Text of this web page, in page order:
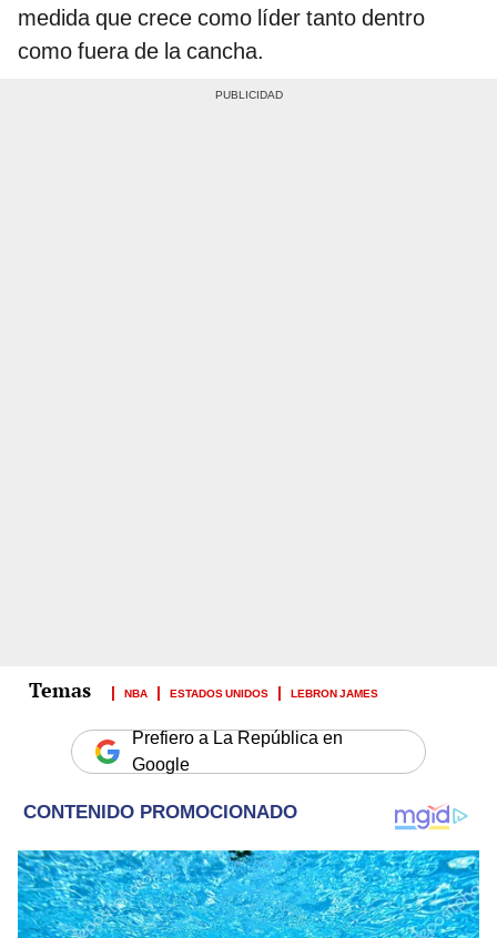
medida que crece como líder tanto dentro
como fuera de la cancha.
NBA ESTADOS UNIDOS LEBRON JAMES
Prefiero a La República en
Google